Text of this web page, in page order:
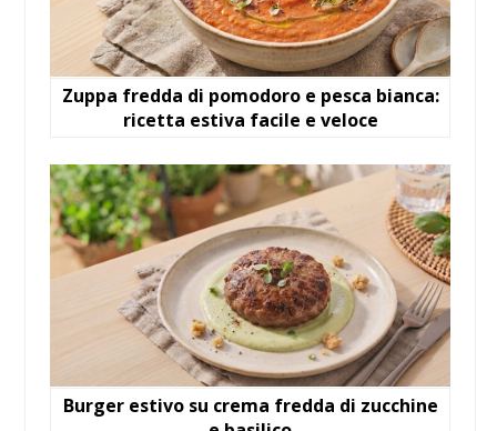
Zuppa fredda di pomodoro e pesca bianca:
ricetta estiva facile e veloce
Burger estivo su crema fredda di zucchine